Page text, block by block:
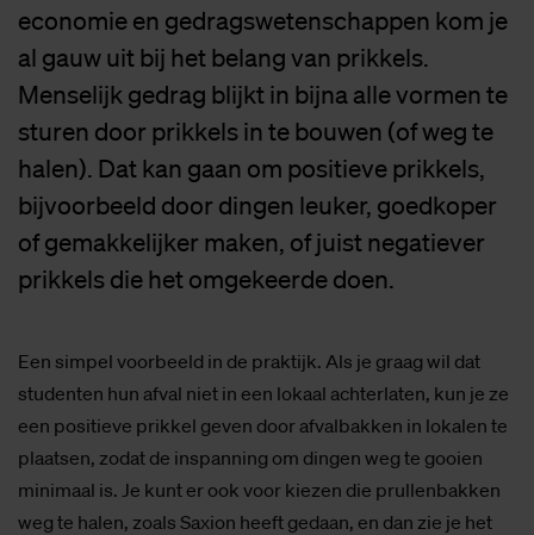
economie en gedragswetenschappen kom je
al gauw uit bij het belang van prikkels.
Menselijk gedrag blijkt in bijna alle vormen te
sturen door prikkels in te bouwen (of weg te
halen). Dat kan gaan om positieve prikkels,
bijvoorbeeld door dingen leuker, goedkoper
of gemakkelijker maken, of juist negatiever
prikkels die het omgekeerde doen.
Een simpel voorbeeld in de praktijk. Als je graag wil dat
studenten hun afval niet in een lokaal achterlaten, kun je ze
een positieve prikkel geven door afvalbakken in lokalen te
plaatsen, zodat de inspanning om dingen weg te gooien
minimaal is. Je kunt er ook voor kiezen die prullenbakken
weg te halen, zoals Saxion heeft gedaan, en dan zie je het